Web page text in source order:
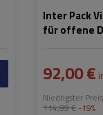
Inter Pack
für offene
92,00 €
Niedrigster
114,99 € -19%